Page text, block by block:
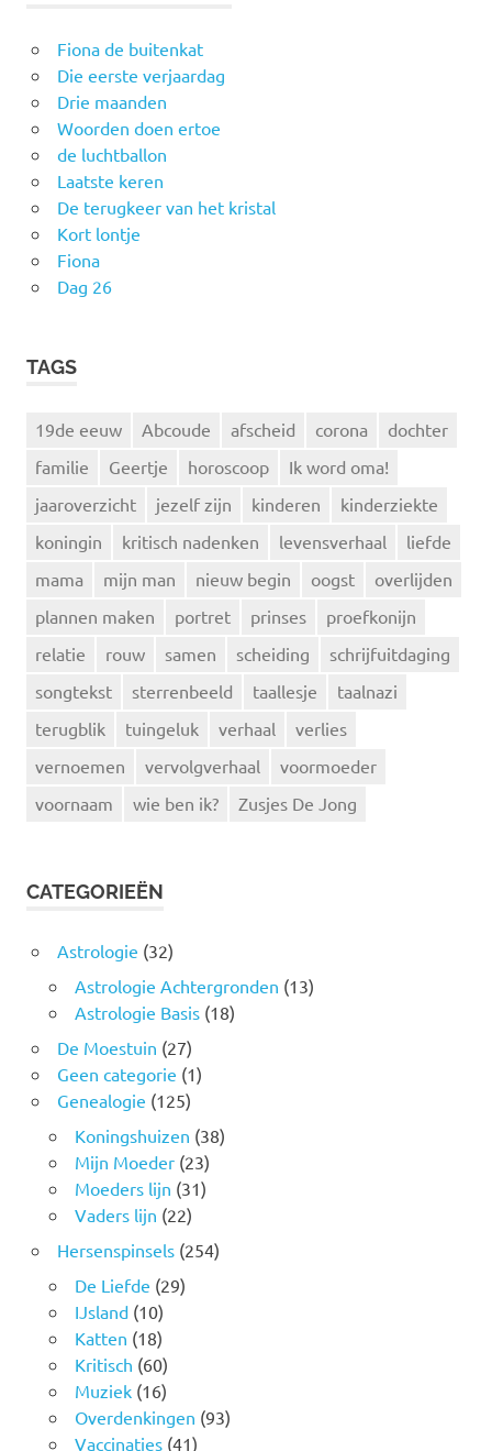
Fiona de buitenkat
Die eerste verjaardag
Drie maanden
Woorden doen ertoe
de luchtballon
Laatste keren
De terugkeer van het kristal
Kort lontje
Fiona
Dag 26
TAGS
19de eeuw Abcoude afscheid corona
dochter
familie
Geertje horoscoop
Ik word oma!
jaaroverzicht
jezelf zijn kinderen
kinderziekte
koningin
kritisch nadenken levensverhaal
liefde
mama
mijn man nieuw begin oogst
overlijden
plannen maken
portret prinses
proefkonijn
relatie
rouw samen scheiding
schrijfuitdaging
songtekst
sterrenbeeld taallesje
taalnazi
terugblik
tuingeluk verhaal
verlies
vernoemen
vervolgverhaal
voormoeder
voornaam
wie ben ik? Zusjes De Jong
CATEGORIEËN
Astrologie (32)
Astrologie Achtergronden (13)
Astrologie Basis(18)
De Moestuin (27)
Geen categorie (1)
Genealogie (125)
Koningshuizen (38)
Mijn Moeder(23)
Moeders lijn (31)
Vaders lijn (22)
Hersenspinsels(254)
De Liefde (29)
IJsland(10)
Katten (18)
Kritisch (60)
Muziek(16)
Overdenkingen (93)
Vaccinaties(41)